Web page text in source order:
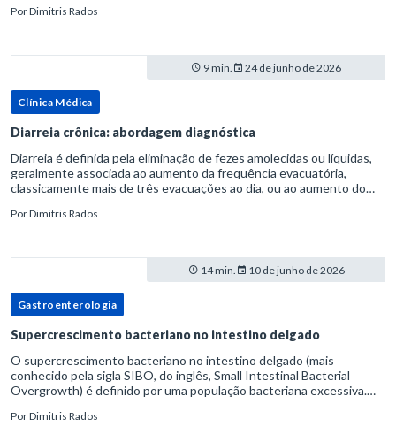
refluxo gastr
PorDimitris Rados
9 min. 24 de junho de 2026
Clínica Médica
Diarreia crônica: abordagem diagnóstica
Diarreia é definida pela eliminação de fezes amolecidas ou líquidas,
geralmente associada ao aumento da frequência evacuatória,
classicamente mais de três evacuações ao dia, ou ao aumento do
PorDimitris Rados
14 min. 10 de junho de 2026
Gastroenterologia
Supercrescimento bacteriano no intestino delgado
O supercrescimento bacteriano no intestino delgado (mais
conhecido pela sigla SIBO, do inglês, Small Intestinal Bacterial
Overgrowth) é definido por uma população bacteriana excessiva.
PorDimitris Rados